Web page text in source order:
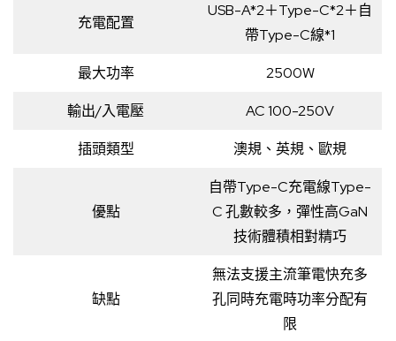
充電配置
USB-A*2＋Type-C*2＋自
帶Type-C線*1
最大功率 2500W
輸出/入電壓 AC 100-250V
插頭類型 澳規、英規、歐規
優點
自帶Type-C充電線Type-
C 孔數較多，彈性高GaN
技術體積相對精巧
缺點
無法支援主流筆電快充多
孔同時充電時功率分配有
限